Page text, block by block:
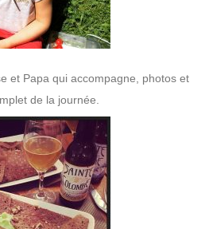
et Papa qui accompagne, photos et
de la journée.